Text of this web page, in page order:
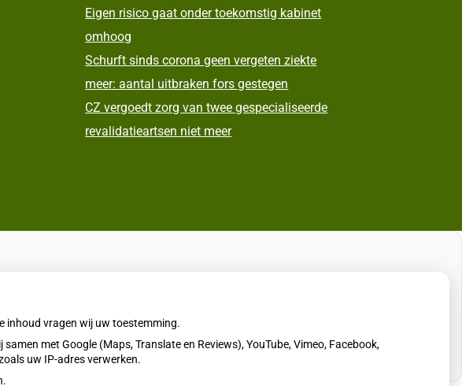
Eigen risico gaat onder toekomstig kabinet
omhoog
Schurft sinds corona geen vergeten ziekte
meer: aantal uitbraken fors gestegen
CZ vergoedt zorg van twee gespecialiseerde
revalidatieartsen niet meer
zien.
inhoud vragen wij uw toestemming.
met Google (Maps, Translate en Reviews), YouTube, Vimeo, Facebook,
uw IP-adres verwerken.